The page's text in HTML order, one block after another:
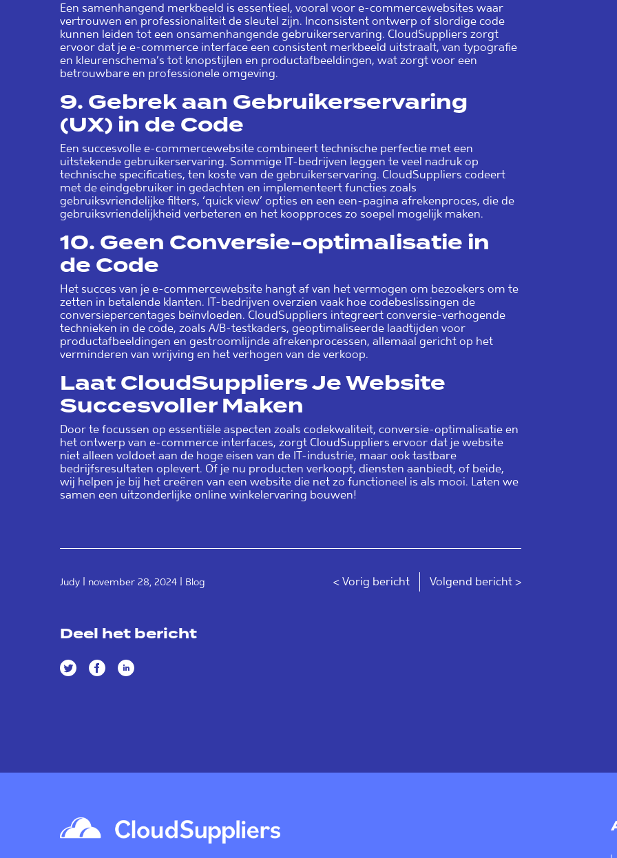
Een samenhangend merkbeeld is essentieel, vooral voor e-commercewebsites waar
vertrouwen en professionaliteit de sleutel zijn. Inconsistent ontwerp of slordige code
kunnen leiden tot een onsamenhangende gebruikerservaring. CloudSuppliers zorgt
ervoor dat je e-commerce interface een consistent merkbeeld uitstraalt, van typografie
en kleurenschema’s tot knopstijlen en productafbeeldingen, wat zorgt voor een
betrouwbare en professionele omgeving.
9. Gebrek aan Gebruikerservaring
(UX) in de Code
Een succesvolle e-commercewebsite combineert technische perfectie met een
uitstekende gebruikerservaring. Sommige IT-bedrijven leggen te veel nadruk op
technische specificaties, ten koste van de gebruikerservaring. CloudSuppliers codeert
met de eindgebruiker in gedachten en implementeert functies zoals
gebruiksvriendelijke filters, ‘quick view’ opties en een een-pagina afrekenproces, die de
gebruiksvriendelijkheid verbeteren en het koopproces zo soepel mogelijk maken.
10. Geen Conversie-optimalisatie in
de Code
Het succes van je e-commercewebsite hangt af van het vermogen om bezoekers om te
zetten in betalende klanten. IT-bedrijven overzien vaak hoe codebeslissingen de
conversiepercentages beïnvloeden. CloudSuppliers integreert conversie-verhogende
technieken in de code, zoals A/B-testkaders, geoptimaliseerde laadtijden voor
productafbeeldingen en gestroomlijnde afrekenprocessen, allemaal gericht op het
verminderen van wrijving en het verhogen van de verkoop.
Laat CloudSuppliers Je Website
Succesvoller Maken
Door te focussen op essentiële aspecten zoals codekwaliteit, conversie-optimalisatie en
het ontwerp van e-commerce interfaces, zorgt CloudSuppliers ervoor dat je website
niet alleen voldoet aan de hoge eisen van de IT-industrie, maar ook tastbare
bedrijfsresultaten oplevert. Of je nu producten verkoopt, diensten aanbiedt, of beide,
wij helpen je bij het creëren van een website die net zo functioneel is als mooi. Laten we
samen een uitzonderlijke online winkelervaring bouwen!
Judy | november 28, 2024 | Blog < Vorig bericht Volgend bericht >
Deel het bericht